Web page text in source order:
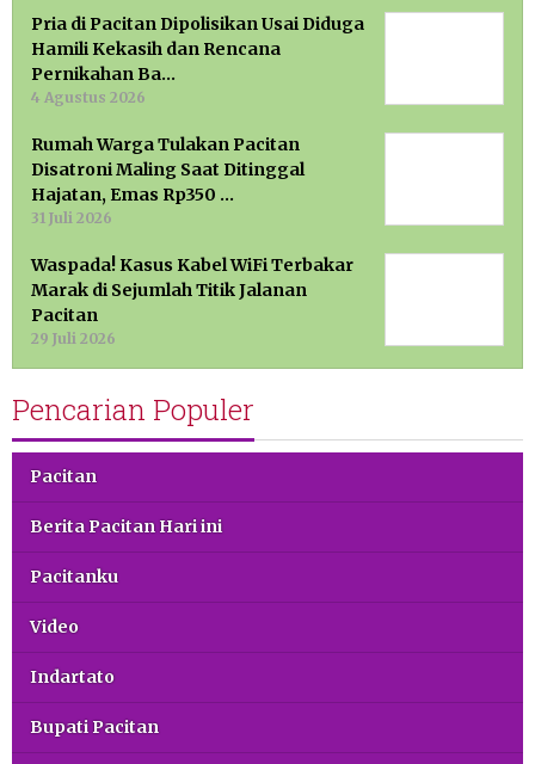
Pria di Pacitan Dipolisikan Usai Diduga
Hamili Kekasih dan Rencana
Pernikahan Ba…
4 Agustus 2026
Rumah Warga Tulakan Pacitan
Disatroni Maling Saat Ditinggal
Hajatan, Emas Rp350 …
31 Juli 2026
Waspada! Kasus Kabel WiFi Terbakar
Marak di Sejumlah Titik Jalanan
Pacitan
29 Juli 2026
Pencarian Populer
Pacitan
Berita Pacitan Hari ini
Pacitanku
Video
Indartato
Bupati Pacitan